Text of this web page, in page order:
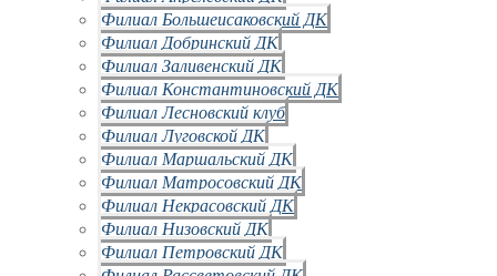
Филиал Большеисаковский ДК
Филиал Добринский ДК
Филиал Заливенский ДК
Филиал Константиновский ДК
Филиал Лесновский клуб
Филиал Луговской ДК
Филиал Маршальский ДК
Филиал Матросовский ДК
Филиал Некрасовский ДК
Филиал Низовский ДК
Филиал Петровский ДК